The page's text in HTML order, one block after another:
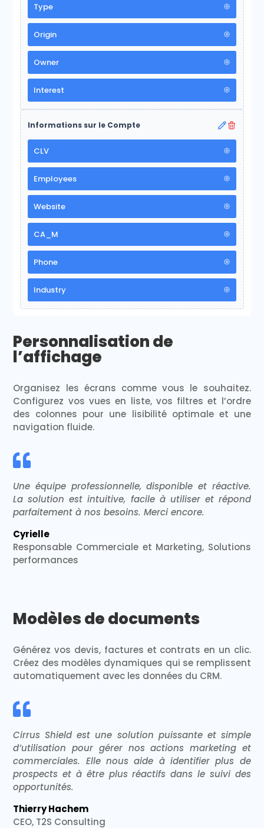
Type
Origin
Owner
Interest
Informations sur le Compte
CLV
Employees
Website
CA_M
Phone
Industry
Personnalisation de
l’affichage
Organisez les écrans comme vous le souhaitez.
Configurez vos vues en liste, vos filtres et l’ordre
des colonnes pour une lisibilité optimale et une
navigation fluide.

Une équipe professionnelle, disponible et réactive.
La solution est intuitive, facile à utiliser et répond
parfaitement à nos besoins. Merci encore.
Cyrielle
Responsable Commerciale et Marketing, Solutions
performances
Modèles de documents
Générez vos devis, factures et contrats en un clic.
Créez des modèles dynamiques qui se remplissent
automatiquement avec les données du CRM.

Cirrus Shield est une solution puissante et simple
d’utilisation pour gérer nos actions marketing et
commerciales. Elle nous aide à identifier plus de
prospects et à être plus réactifs dans le suivi des
opportunités.
Thierry Hachem​
CEO, T2S Consulting